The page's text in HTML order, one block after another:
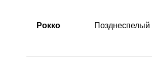
Рокко Позднеспелый